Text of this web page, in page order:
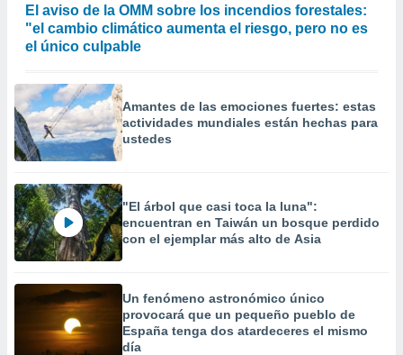
El aviso de la OMM sobre los incendios forestales:
"el cambio climático aumenta el riesgo, pero no es
el único culpable
Amantes de las emociones fuertes: estas
actividades mundiales están hechas para
ustedes
"El árbol que casi toca la luna":
encuentran en Taiwán un bosque perdido
con el ejemplar más alto de Asia
Un fenómeno astronómico único
provocará que un pequeño pueblo de
España tenga dos atardeceres el mismo
día